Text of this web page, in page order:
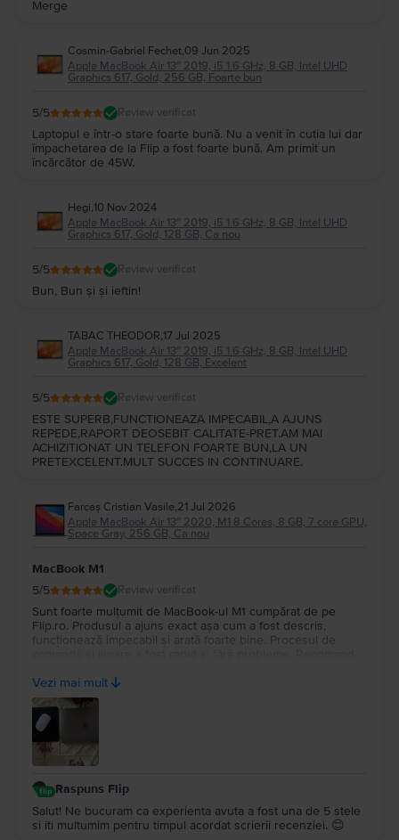
Merge
Cosmin-Gabriel Fechet,09 Jun 2025
Apple MacBook Air 13″ 2019, i5 1.6 GHz, 8 GB, Intel UHD
Graphics 617, Gold, 256 GB, Foarte bun
5/5 Review verificat
Laptopul e într-o stare foarte bună. Nu a venit în cutia lui dar
împachetarea de la Flip a fost foarte bună. Am primit un
încărcător de 45W.
Hegi,10 Nov 2024
Apple MacBook Air 13″ 2019, i5 1.6 GHz, 8 GB, Intel UHD
Graphics 617, Gold, 128 GB, Ca nou
5/5 Review verificat
Bun, Bun și și ieftin!
TABAC THEODOR,17 Jul 2025
Apple MacBook Air 13″ 2019, i5 1.6 GHz, 8 GB, Intel UHD
Graphics 617, Gold, 128 GB, Excelent
5/5 Review verificat
ESTE SUPERB,FUNCTIONEAZA IMPECABIL,A AJUNS
REPEDE,RAPORT DEOSEBIT CALITATE-PRET.AM MAI
ACHIZITIONAT UN TELEFON FOARTE BUN,LA UN
PRETEXCELENT.MULT SUCCES IN CONTINUARE.
Farcaș Cristian Vasile,21 Jul 2026
Apple MacBook Air 13″ 2020, M1 8 Cores, 8 GB, 7 core GPU,
Space Gray, 256 GB, Ca nou
MacBook M1
5/5 Review verificat
Sunt foarte mulțumit de MacBook-ul M1 cumpărat de pe
Flip.ro. Produsul a ajuns exact așa cum a fost descris,
funcționează impecabil și arată foarte bine. Procesul de
Mulțumesc pentru experiența plăcută!
Vezi mai mult
Raspuns Flip
Salut! Ne bucuram ca experienta avuta a fost una de 5 stele
si iti multumim pentru timpul acordat scrierii recenziei. 😊